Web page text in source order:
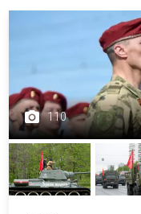
110